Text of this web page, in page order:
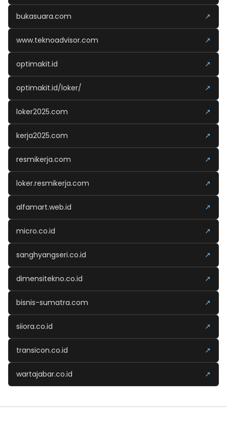
bukasuara.com ↗
www.teknoadvisor.com ↗
optimakit.id ↗
optimakit.id/loker/ ↗
loker2025.com ↗
kerja2025.com ↗
resmikerja.com ↗
loker.resmikerja.com ↗
alfamart.web.id ↗
micro.co.id ↗
sanghyangseri.co.id ↗
dimensitekno.co.id ↗
bisnis-sumatra.com ↗
siiora.co.id ↗
transicon.co.id ↗
wartajabar.co.id ↗